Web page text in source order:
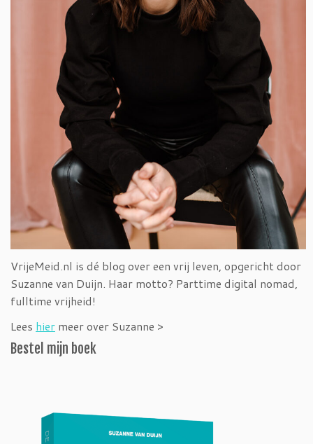
VrijeMeid.nl is dé blog over een vrij leven, opgericht door
Suzanne van Duijn. Haar motto? Parttime digital nomad,
fulltime vrijheid!
Lees hier meer over Suzanne >
Bestel mijn boek